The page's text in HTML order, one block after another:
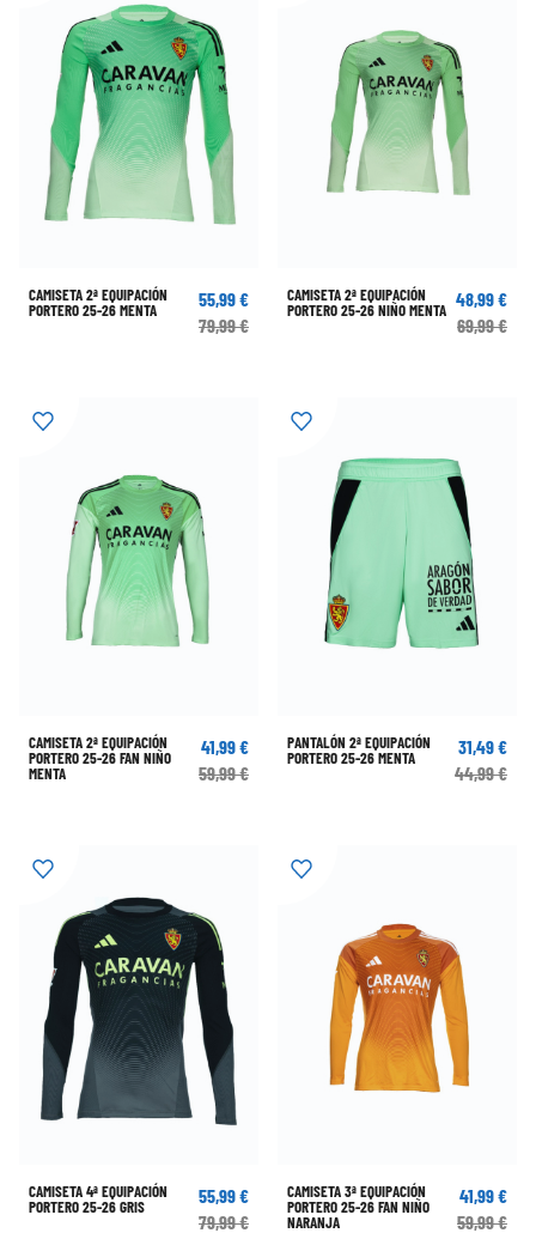
CAMISETA 2ª EQUIPACIÓN
PORTERO 25-26 MENTA
55,99 €
79,99 €
CAMISETA 2ª EQUIPACIÓN
PORTERO 25-26 NIÑO MENTA 48,99 €
69,99 €
CAMISETA 2ª EQUIPACIÓN
PORTERO 25-26 FAN NIÑO
MENTA
41,99 €
59,99 €
PANTALÓN 2ª EQUIPACIÓN
PORTERO 25-26 MENTA
31,49 €
44,99 €
CAMISETA 4ª EQUIPACIÓN
PORTERO 25-26 GRIS
55,99 €
79,99 €
CAMISETA 3ª EQUIPACIÓN
PORTERO 25-26 FAN NIÑO
NARANJA
41,99 €
59,99 €